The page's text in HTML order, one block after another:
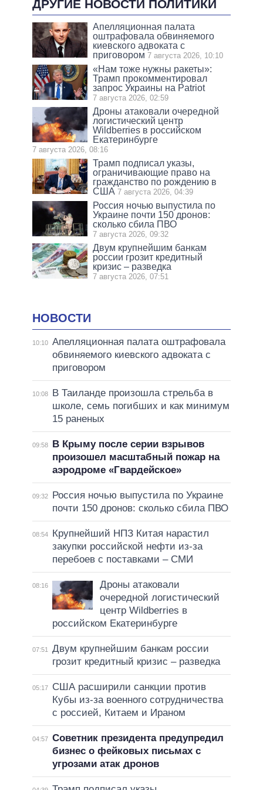
ДРУГИЕ НОВОСТИ ПОЛИТИКИ
Апелляционная палата
оштрафовала обвиняемого
киевского адвоката с
приговором 7 августа 2026, 10:10
«Нам тоже нужны ракеты»:
Трамп прокомментировал
запрос Украины на Patriot
7 августа 2026, 02:59
Дроны атаковали очередной
логистический центр
Wildberries в российском
Екатеринбурге
7 августа 2026, 08:16
Трамп подписал указы,
ограничивающие право на
гражданство по рождению в
США 7 августа 2026, 04:39
Россия ночью выпустила по
Украине почти 150 дронов:
сколько сбила ПВО
7 августа 2026, 09:32
Двум крупнейшим банкам
россии грозит кредитный
кризис – разведка
7 августа 2026, 07:51
НОВОСТИ
10:10 Апелляционная палата оштрафовала
обвиняемого киевского адвоката с
приговором
10:08
В Таиланде произошла стрельба в
школе, семь погибших и как минимум
15 раненых
09:58
В Крыму после серии взрывов
произошел масштабный пожар на
аэродроме «Гвардейское»
09:32
Россия ночью выпустила по Украине
почти 150 дронов: сколько сбила ПВО
08:54
Крупнейший НПЗ Китая нарастил
закупки российской нефти из-за
перебоев с поставками – СМИ
08:16
Дроны атаковали
очередной логистический
центр Wildberries в
российском Екатеринбурге
07:51
Двум крупнейшим банкам россии
грозит кредитный кризис – разведка
05:17
США расширили санкции против
Кубы из-за военного сотрудничества
с россией, Китаем и Ираном
04:57 Советник президента предупредил
бизнес о фейковых письмах с
угрозами атак дронов